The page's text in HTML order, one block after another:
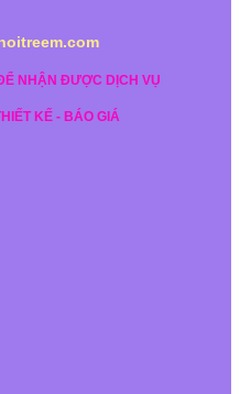
NHẬN ĐƯỢC DỊCH VỤ
KẾ - BÁO GIÁ